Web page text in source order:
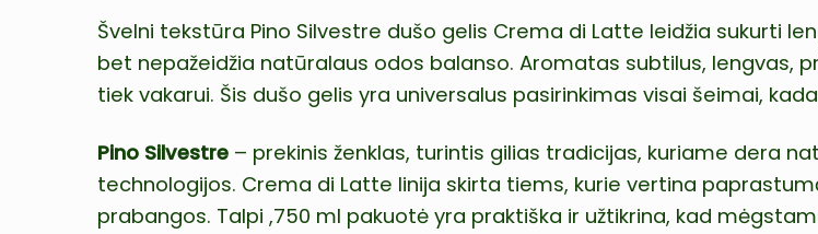
Švelni tekstūra Pino Silvestre dušo gelis Crema di Latte leidžia sukurti
bet nepažeidžia natūralaus odos balanso. Aromatas subtilus, lengvas,
tiek vakarui. Šis dušo gelis yra universalus pasirinkimas visai šeimai,
Pino Silvestre– prekinis ženklas, turintis gilias tradicijas, kuriame dera
technologijos. Crema di Latte linija skirta tiems, kurie vertina
prabangos. Talpi ,750 ml pakuotė yra praktiška ir užtikrina, kad